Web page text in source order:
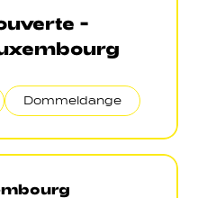
-
Dommeldange